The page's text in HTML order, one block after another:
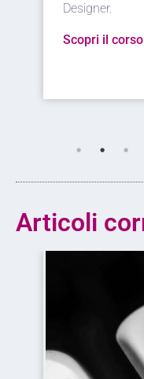
servizio del
Scopri il corso
Articoli